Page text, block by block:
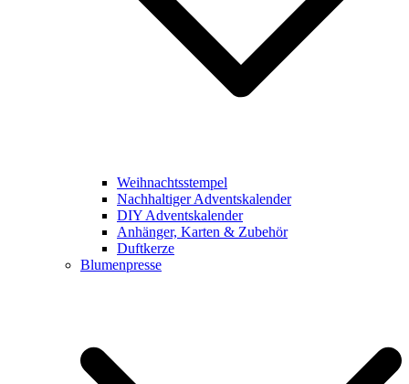
Weihnachtsstempel
Nachhaltiger Adventskalender
DIY Adventskalender
Anhänger, Karten & Zubehör
Duftkerze
Blumenpresse